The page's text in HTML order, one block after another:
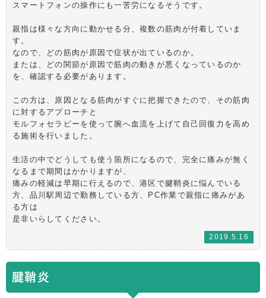
スマートフォンの操作にも一苦労になるそうです。
親指は様々な方向に動かせる分、複数の筋肉が付着していま
す。
なので、どの筋肉が原因で症状が出ているのか。
または、どの関節が原因で筋肉の動きが悪くなっているのか
を、確認する必要があります。
この方は、原因となる筋肉がすぐに把握できたので、その筋肉
に対するアプローチと
モルフォセラピーを使って腕へ血流を上げて自己回復力を高め
る施術を行いました。
生活の中でどうしても使う箇所になるので、完全に痛みが無く
なるまで期間はかかりますが、
痛みの軽減は早期に行えるので、港区で腱鞘炎に悩んでいる
方、品川駅周辺で勤務している方、PC作業で親指に痛みがあ
る方は
是非いらしてください。
2019.5.16
腱鞘炎